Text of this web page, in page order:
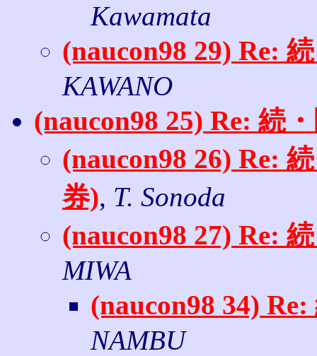
Kawamata
(naucon98 29) Re:
KAWANO
(naucon98 25) Re: 続
(naucon98 26) Re:
券), T. Sonoda
(naucon98 27) Re:
MIWA
(naucon98 34)
NAMBU